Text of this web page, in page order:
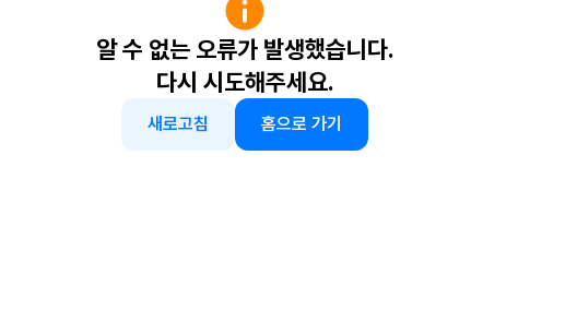
알 수 없는 오류가 발생했습니다.
다시 시도해주세요.
새로고침 홈으로 가기